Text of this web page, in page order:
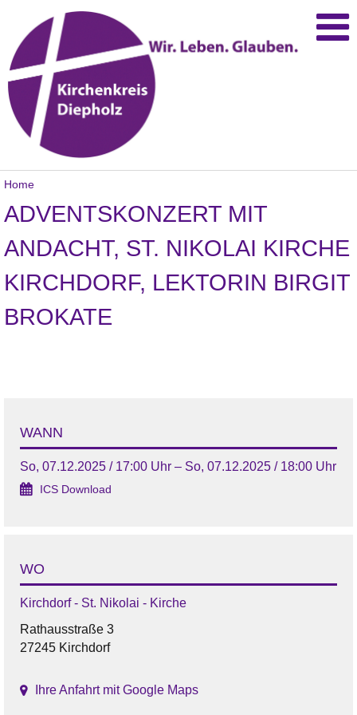
Home
ADVENTSKONZERT MIT
ANDACHT, ST. NIKOLAI KIRCHE
KIRCHDORF, LEKTORIN BIRGIT
BROKATE
WANN
So, 07.12.2025 / 17:00 Uhr – So, 07.12.2025 / 18:00 Uhr
ICS Download
WO
Kirchdorf - St. Nikolai - Kirche
Rathausstraße 3
27245 Kirchdorf
Ihre Anfahrt mit Google Maps